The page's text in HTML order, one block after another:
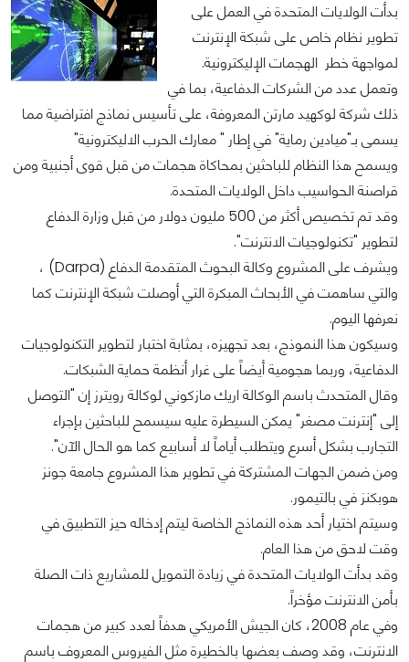
بدأت الولايات المتحدة في العمل على
تطوير نظام خاص على شبكة الإنترنت
لمواجهة خطر الهجمات الإليكترونية.
وتعمل عدد من الشركات الدفاعية، بما في
ذلك شركة لوكهيد مارتن المعروفة، على تأسيس نماذج افتراضية مما
يسمى بـ"ميادين رماية" في إطار " معارك الحرب الاليكترونية"
ويسمح هذا النظام للباحثين بمحاكاة هجمات من قبل قوى أجنبية ومن
قراصنة الحواسيب داخل الولايات المتحدة.
وقد تم تخصيص أكثر من 500 مليون دولار من قبل وزارة الدفاع
لتطوير "تكنولوجيات الانترنت".
ويشرف على المشروع وكالة البحوث المتقدمة الدفاع (Darpa) ،
والتي ساهمت في الأبحاث المبكرة التي أوصلت شبكة الإنترنت كما
نعرفها اليوم.
وسيكون هذا النموذج، بعد تجهيزه، بمثابة اختبار لتطوير التكنولوجيات
الدفاعية، وربما هجومية أيضاً على غرار أنظمة حماية الشبكات.
وقال المتحدث باسم الوكالة اريك مازكوني لوكالة رويترز إن "التوصل
إلى "إنترنت مصغر" يمكن السيطرة عليه سيسمح للباحثين بإجراء
التجارب بشكل أسرع ويتطلب أياماً لا أسابيع كما هو الحال الآن".
ومن ضمن الجهات المشتركة في تطوير هذا المشروع جامعة جونز
هوبكنز في بالتيمور.
وسيتم اختيار أحد هذه النماذج الخاصة ليتم إدخاله حيز التطبيق في
وقت لاحق من هذا العام.
وقد بدأت الولايات المتحدة في زيادة التمويل للمشاريع ذات الصلة
بأمن الانترنت مؤخراً.
وفي عام 2008، كان الجيش الأمريكي هدفاً لعدد كبير من هجمات
الانترنت، وقد وصف بعضها بالخطيرة مثل الفيروس المعروف باسم